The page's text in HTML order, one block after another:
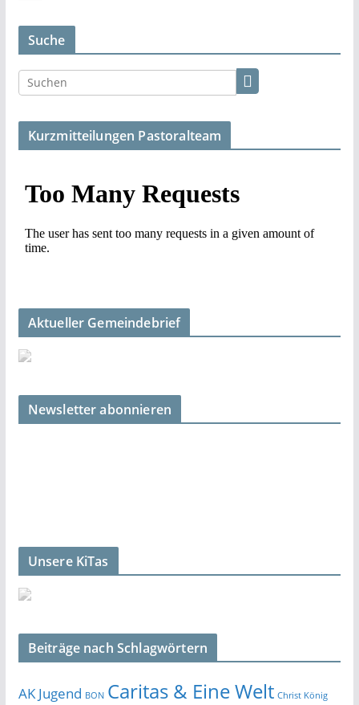
Suche
Kurzmitteilungen Pastoralteam
Aktueller Gemeindebrief
Newsletter abonnieren
Unsere KiTas
Beiträge nach Schlagwörtern
AK Jugend BON Caritas & Eine Welt Christ König